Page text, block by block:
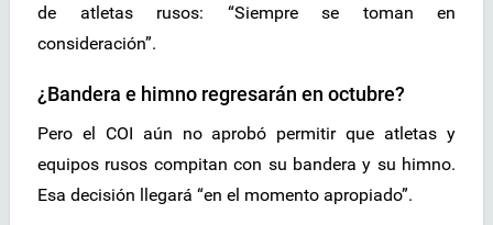
de atletas rusos: “Siempre se toman en
consideración”.
¿Bandera e himno regresarán en octubre?
Pero el COI aún no aprobó permitir que atletas y
equipos rusos compitan con su bandera y su himno.
Esa decisión llegará “en el momento apropiado”.